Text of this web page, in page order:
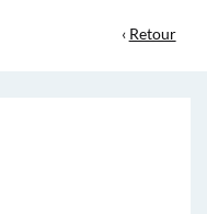
‹ Retour